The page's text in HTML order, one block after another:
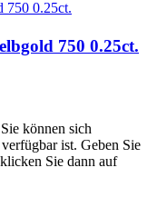
750 0.25ct.
können sich
ist. Geben Sie
Sie dann auf